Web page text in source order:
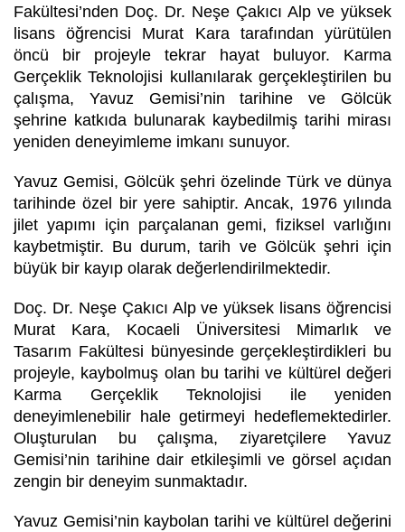
Fakültesi’nden Doç. Dr. Neşe Çakıcı Alp ve yüksek
lisans öğrencisi Murat Kara tarafından yürütülen
öncü bir projeyle tekrar hayat buluyor. Karma
Gerçeklik Teknolojisi kullanılarak gerçekleştirilen bu
çalışma, Yavuz Gemisi’nin tarihine ve Gölcük
şehrine katkıda bulunarak kaybedilmiş tarihi mirası
yeniden deneyimleme imkanı sunuyor.
Yavuz Gemisi, Gölcük şehri özelinde Türk ve dünya
tarihinde özel bir yere sahiptir. Ancak, 1976 yılında
jilet yapımı için parçalanan gemi, fiziksel varlığını
kaybetmiştir. Bu durum, tarih ve Gölcük şehri için
büyük bir kayıp olarak değerlendirilmektedir.
Doç. Dr. Neşe Çakıcı Alp ve yüksek lisans öğrencisi
Murat Kara, Kocaeli Üniversitesi Mimarlık ve
Tasarım Fakültesi bünyesinde gerçekleştirdikleri bu
projeyle, kaybolmuş olan bu tarihi ve kültürel değeri
Karma Gerçeklik Teknolojisi ile yeniden
deneyimlenebilir hale getirmeyi hedeflemektedirler.
Oluşturulan bu çalışma, ziyaretçilere Yavuz
Gemisi’nin tarihine dair etkileşimli ve görsel açıdan
zengin bir deneyim sunmaktadır.
Yavuz Gemisi’nin kaybolan tarihi ve kültürel değerini